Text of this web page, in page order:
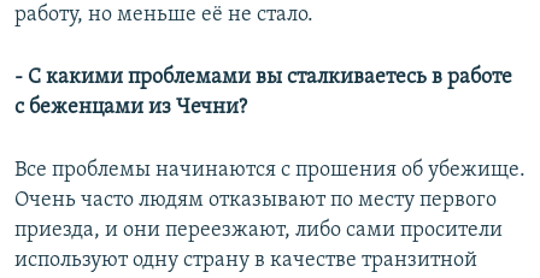
работу, но меньше её не стало.
- С какими проблемами вы сталкиваетесь в работе
с беженцами из Чечни?
Все проблемы начинаются с прошения об убежище.
Очень часто людям отказывают по месту первого
приезда, и они переезжают, либо сами просители
используют одну страну в качестве транзитной